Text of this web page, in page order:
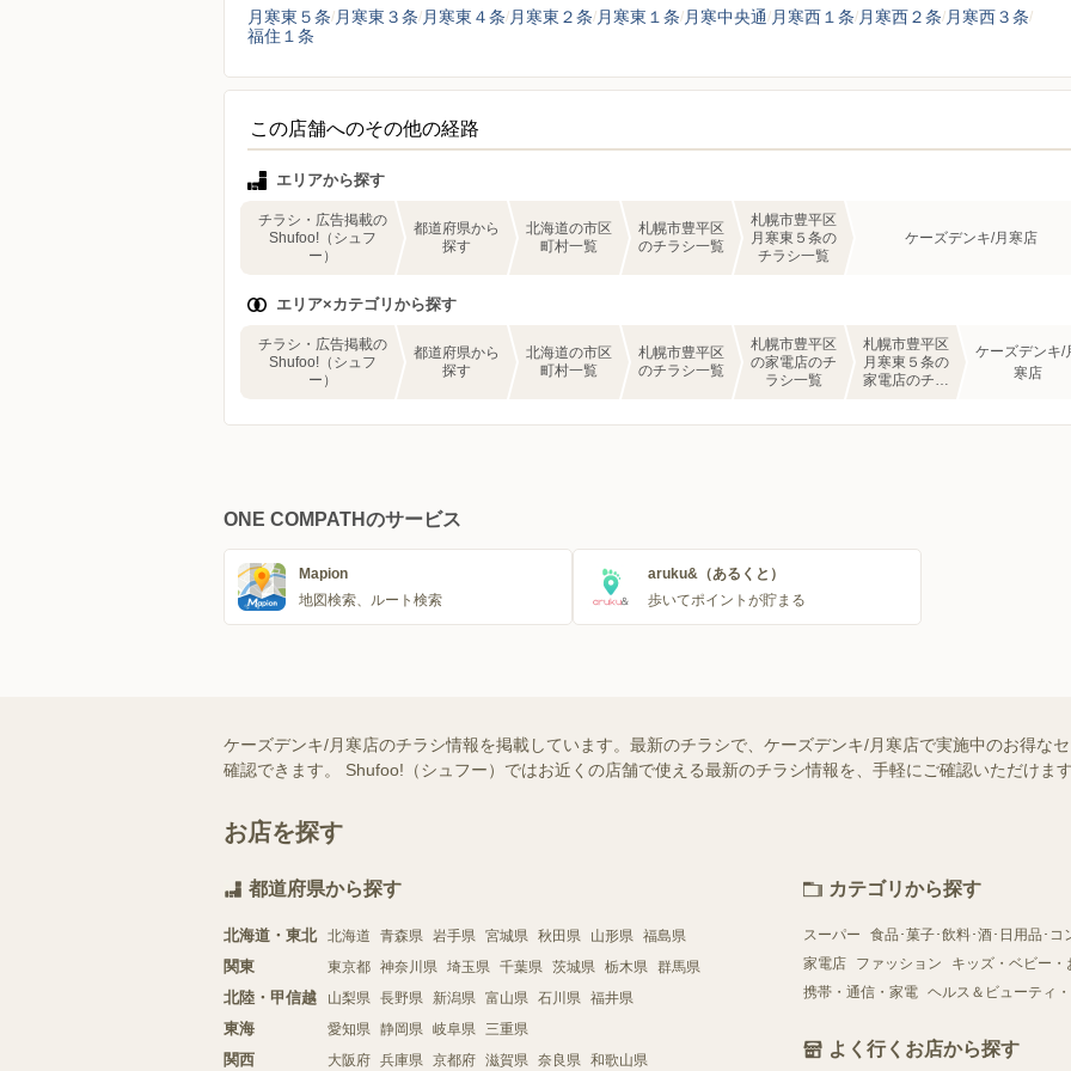
月寒東５条 月寒東３条 月寒東４条 月寒東２条 月寒東１条 月寒中央通 月寒西１条 月寒西２条 月寒西３条
福住１条
この店舗へのその他の経路
エリアから探す
チラシ・広告掲載の
Shufoo!（シュフ
ー）
都道府県から
探す
北海道の市区
町村一覧
札幌市豊平区
のチラシ一覧
札幌市豊平区
月寒東５条の
チラシ一覧
ケーズデンキ/月寒店
エリア×カテゴリから探す
チラシ・広告掲載の
Shufoo!（シュフ
ー）
都道府県から
探す
北海道の市区
町村一覧
札幌市豊平区
のチラシ一覧
札幌市豊平区
の家電店のチ
ラシ一覧
札幌市豊平区
月寒東５条の
家電店のチラ
ケーズデンキ/
寒店
ONE COMPATHのサービス
Mapion
地図検索、ルート検索
aruku&（あるくと）
歩いてポイントが貯まる
ケーズデンキ/月寒店のチラシ情報を掲載しています。最新のチラシで、ケーズデンキ/月寒店で実施中のお得な
確認できます。 Shufoo!（シュフー）ではお近くの店舗で使える最新のチラシ情報を、手軽にご確認いただけま
お店を探す
都道府県から探す
北海道・東北 北海道 青森県 岩手県 宮城県 秋田県 山形県 福島県
関東 東京都 神奈川県 埼玉県 千葉県 茨城県 栃木県 群馬県
北陸・甲信越 山梨県 長野県 新潟県 富山県 石川県 福井県
東海 愛知県 静岡県 岐阜県 三重県
関西 大阪府 兵庫県 京都府 滋賀県 奈良県 和歌山県
カテゴリから探す
スーパー
食品･菓子･飲料･酒･日用品･コ
家電店
ファッション
キッズ・ベビー・
携帯・通信・家電 ヘルス＆ビューティ
よく行くお店から探す